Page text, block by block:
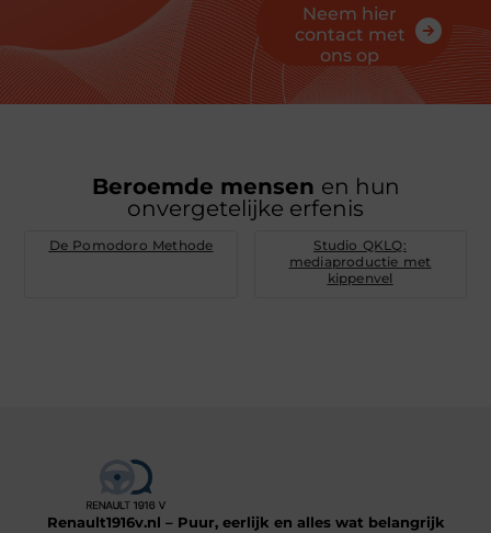
Neem hier
contact met
ons op
Beroemde mensen en hun
onvergetelijke erfenis
De Pomodoro Methode
Studio QKLQ:
mediaproductie met
kippenvel
Renault1916v.nl – Puur, eerlijk en alles wat belangrijk